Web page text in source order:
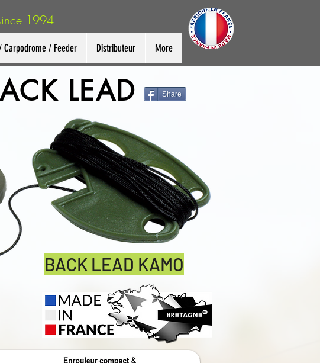
Carpodrome / Feeder Distributeur More
1994
LEAD Share
BACK LEAD KAMO